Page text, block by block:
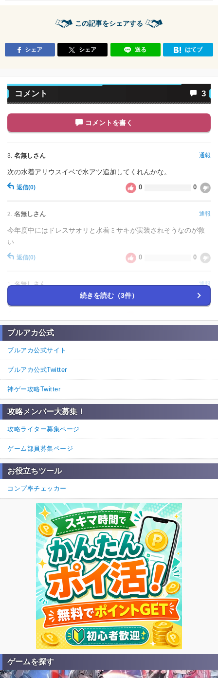
この記事をシェアする
シェア シェア 送る はてブ
コメント 3
コメントを書く
3. 名無しさん 通報
次の水着アリウスイベで水アツ追加してくれんかな。
返信(0) 0 0
2. 名無しさん 通報
今年度中にはドレスサオリと水着ミサキが実装されそうなのが救
い
返信(0) 0 0
1. 名無しさん 通報
続きを読む（3件）
ブルアカ公式
ブルアカ公式サイト
ブルアカ公式Twitter
神ゲー攻略Twitter
攻略メンバー大募集！
攻略ライター募集ページ
ゲーム部員募集ページ
お役立ちツール
コンプ率チェッカー
ゲームを探す